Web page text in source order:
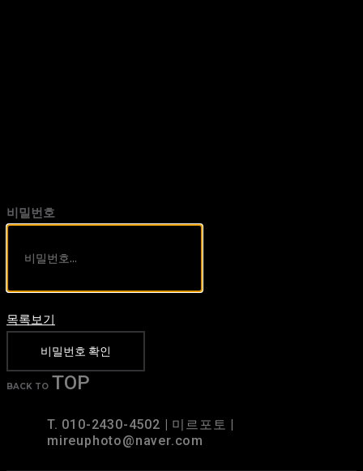
비밀번호
목록보기
비밀번호 확인
BACK TO TOP
T. 010-2430-4502 | 미르포토 |
mireuphoto@naver.com